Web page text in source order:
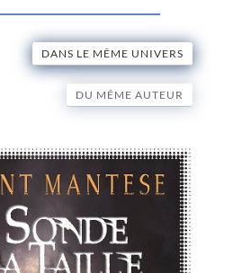
DANS LE MÊME UNIVERS
DU MÊME AUTEUR